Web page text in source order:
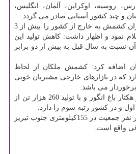
روسیه، اوكراین، آلمان، انگلیس،
و چند كشور آسیایی صادر می گردد.
این میزان كشمش به خارج از كشور را بیش از 3
ریال اعلام نمود و اظهار داشت: كاهش تولید این
به سال قبل به بیش از دو برابر
اضافه كرد: كشمش ملكان از لحاظ
كه در بازارهای خارجی مشتریان خوبی
می باشد.
شهرستان ملكان با 11هزار هكتار باغ انگور و با تولید 260 هزار تن از
و در كشور رتبه سوم را دارد.
شهرستان ملكان با 110هزار نفر جمعیت در 155كیلومتری جنوب تبریز
واقع است.